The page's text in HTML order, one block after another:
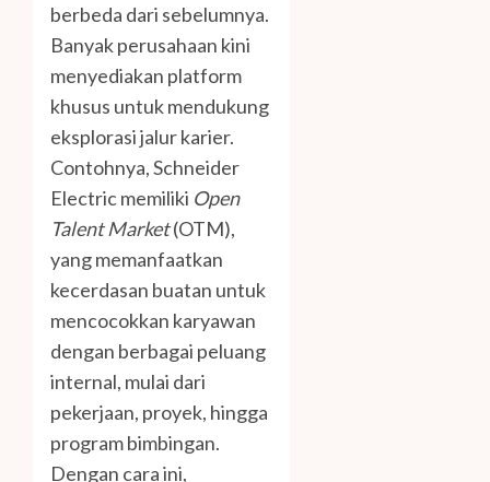
berbeda dari sebelumnya.
Banyak perusahaan kini
menyediakan platform
khusus untuk mendukung
eksplorasi jalur karier.
Contohnya, Schneider
Electric memiliki Open
Talent Market(OTM),
yang memanfaatkan
kecerdasan buatan untuk
mencocokkan karyawan
dengan berbagai peluang
internal, mulai dari
pekerjaan, proyek, hingga
program bimbingan.
Dengan cara ini,